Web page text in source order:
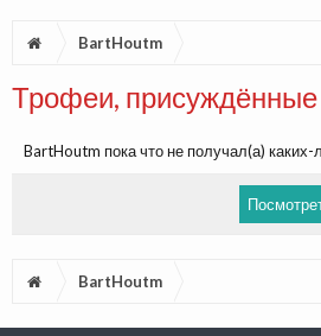
BartHoutm
Трофеи,
BartHoutm пока что не получал(а) каких-
BartHoutm